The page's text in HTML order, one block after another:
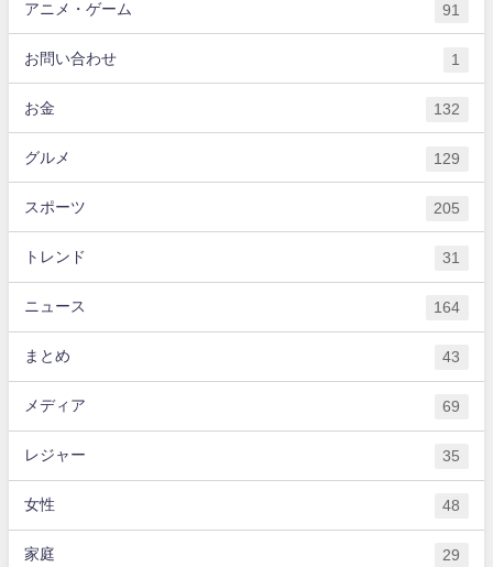
アニメ・ゲーム 91
お問い合わせ 1
お金 132
グルメ 129
スポーツ 205
トレンド 31
ニュース 164
まとめ 43
メディア 69
レジャー 35
女性 48
家庭 29